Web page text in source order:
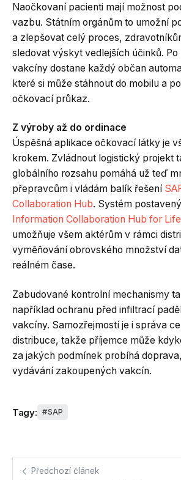
Naočkovaní pacienti mají možnost
vazbu. Státním orgánům to umožní
a zlepšovat celý proces,
sledovat výskyt vedlejších účinků.
vakcíny dostane každý občan
které si může stáhnout do mobilu a
očkovací průkaz.
Z výroby až do ordinace
Úspěšná aplikace očkovací látky je
krokem. Zvládnout logistický projekt
globálního rozsahu pomáhá už teď
přepravcům i vládám balík řešení
Collaboration Hub. Systém
Information Collaboration Hub for
umožňuje všem aktérům v rámci
vyměňování obrovského množství
reálném čase.
Zabudované kontrolní mechanismy
například ochranu před infiltrací
vakcíny. Samozřejmostí je i správa
distribuce, takže příjemce může
za jakých podmínek probíhá
vydávání zakoupených vakcín.
Tagy: SAP
Předchozí článek